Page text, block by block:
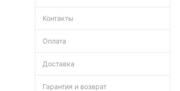
Контакты
Оплата
Доставка
Гарантия и возврат